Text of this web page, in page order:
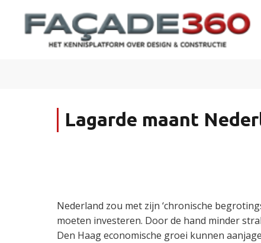
Lagarde maant
Nederland zou met zijn ‘chronische
moeten investeren. Door de hand minder
Den Haag economische groei kunnen